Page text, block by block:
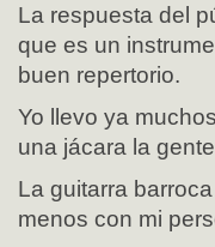
La respuesta del
que es un
buen repertorio.
Yo llevo ya
una jácara la
La guitarra
menos con mi